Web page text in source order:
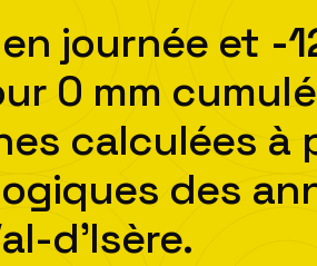
journée et -
0 mm
calculées à
des
d'Isère.